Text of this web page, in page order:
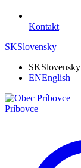
Kontakt
SKSlovensky
SKSlovensky
ENEnglish
Príbovce